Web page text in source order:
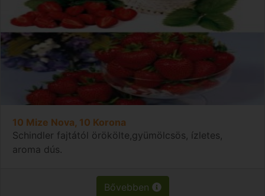
10 Mize Nova, 10 Korona
Schindler fajtától örökölte,gyümölcsös, ízletes,
aroma dús.
Bővebben